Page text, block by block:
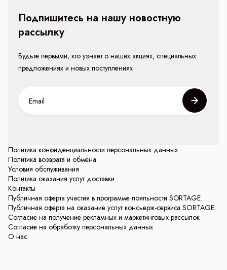
Политика конфиденциальности персональных данных
Политика возврата и обмена
Условия обслуживания
Политика оказания услуг доставки
Контакты
Публичная оферта участия в программе лояльности SORTAGE.
Публичная оферта на оказание услуг консьерж-сервиса SORTAGE.
Согласие на получение рекламных и маркетинговых рассылок
Согласие на обработку персональных данных
О нас
Подпишитесь на нашу новостную
рассылку
Будьте первыми, кто узнает о наших акциях, специальных
предложениях и новых поступлениях